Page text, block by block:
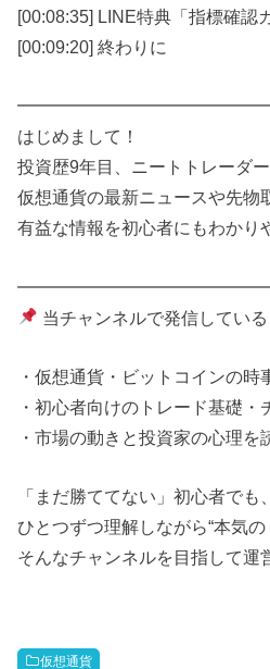
[00:08:35] LINE特典「指標確認
[00:09:20] 終わりに
はじめまして！
投資歴9年目、ニートトレーダー
仮想通貨の最新ニュースや先物
有益な情報を初心者にもわかり
当チャンネルで発信している
・仮想通貨・ビットコインの時
・初心者向けのトレード基礎・
・市場の動きと投資家の心理を
「まだ勝ててない」初心者でも、
ひとつずつ理解しながら“本気の
そんなチャンネルを目指して運
仮想通貨